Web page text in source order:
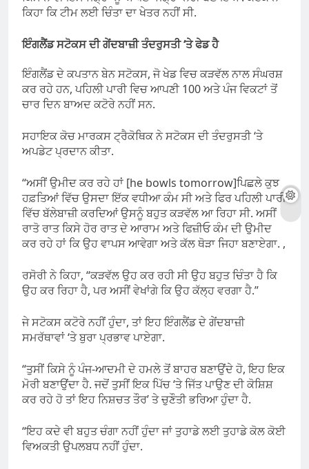
ਕਿਹਾ ਕਿ ਟੀਮ ਲਈ ਚਿੰਤਾ ਦਾ ਖੇਤਰ ਨਹੀਂ ਸੀ.
ਇੰਗਲੈਂਡ ਸਟੋਕਸ ਦੀ ਗੇਂਦਬਾਜ਼ੀ ਤੰਦਰੁਸਤੀ ‘ਤੇ ਫੇਡ ਹੈ
ਇੰਗਲੈਂਡ ਦੇ ਕਪਤਾਨ ਬੇਨ ਸਟੋਕਸ, ਜੋ ਖੇਡ ਵਿਚ ਕੜਵੱਲ ਨਾਲ ਸੰਘਰਸ਼
ਕਰ ਰਹੇ ਹਨ, ਪਹਿਲੀ ਪਾਰੀ ਵਿਚ ਆਪਣੀ 100 ਅਤੇ ਪੰਜ ਵਿਕਟਾਂ ਤੋਂ
ਚਾਰ ਦਿਨ ਬਾਅਦ ਕਟੋਰੇ ਨਹੀਂ ਸਨ.
ਸਹਾਇਕ ਕੋਚ ਮਾਰਕਸ ਟ੍ਰੈਕੋਥਿਕ ਨੇ ਸਟੋਕਸ ਦੀ ਤੰਦਰੁਸਤੀ ‘ਤੇ
ਅਪਡੇਟ ਪ੍ਰਦਾਨ ਕੀਤਾ.
“ਅਸੀਂ ਉਮੀਦ ਕਰ ਰਹੇ ਹਾਂ [he bowls tomorrow]ਪਿਛਲੇ ਕੁਝ
ਹਫ਼ਤਿਆਂ ਵਿੱਚ ਉਸਦਾ ਇੱਕ ਵਧੀਆ ਕੰਮ ਸੀ ਅਤੇ ਫਿਰ ਪਹਿਲੀ ਪਾਰੀ
ਵਿੱਚ ਬੱਲੇਬਾਜ਼ੀ ਕਰਦਿਆਂ ਉਸਨੂੰ ਬਹੁਤ ਕੜਵੱਲ ਆ ਰਿਹਾ ਸੀ. ਅਸੀਂ
ਰਾਤੋ ਰਾਤ ਕਿਸੇ ਹੋਰ ਰਾਤ ਦੇ ਆਰਾਮ ਅਤੇ ਫਿਜ਼ੀਓ ਕੰਮ ਦੀ ਉਮੀਦ
ਕਰ ਰਹੇ ਹਾਂ ਕਿ ਉਹ ਵਾਪਸ ਆਵੇਗਾ ਅਤੇ ਕੱਲ ਥੋੜਾ ਜਿਹਾ ਬਣਾਏਗਾ. ,
ਰਸੋਰੀ ਨੇ ਕਿਹਾ, “ਕੜਵੱਲ ਉਹ ਕਰ ਰਹੀ ਸੀ ਉਹ ਬਹੁਤ ਚਿੰਤਾ ਹੈ ਕਿ
ਉਹ ਕਰ ਰਿਹਾ ਹੈ, ਪਰ ਅਸੀਂ ਵੇਖਾਂਗੇ ਕਿ ਉਹ ਕੱਲ੍ਹ ਵਰਗਾ ਹੈ.”
ਜੇ ਸਟੋਕਸ ਕਟੋਰੇ ਨਹੀਂ ਹੁੰਦਾ, ਤਾਂ ਇਹ ਇੰਗਲੈਂਡ ਦੇ ਗੇਂਦਬਾਜ਼ੀ
ਸਮਰੱਥਾਵਾਂ ‘ਤੇ ਬੁਰਾ ਪ੍ਰਭਾਵ ਪਾਏਗਾ.
“ਤੁਸੀਂ ਕਿਸੇ ਨੂੰ ਪੰਜ-ਆਦਮੀ ਦੇ ਹਮਲੇ ਤੋਂ ਬਾਹਰ ਬਣਾਉਂਦੇ ਹੋ, ਇਹ ਇਕ
ਮੋਰੀ ਬਣਾਉਂਦਾ ਹੈ. ਜਦੋਂ ਤੁਸੀਂ ਇਕ ਪਿੱਚ ‘ਤੇ ਜਿੱਤ ਪਾਉਣ ਦੀ ਕੋਸ਼ਿਸ਼
ਕਰ ਰਹੇ ਹੋ ਤਾਂ ਇਹ ਨਿਸ਼ਚਤ ਤੌਰ’ ਤੇ ਚੁਣੌਤੀ ਭਰਿਆ ਹੁੰਦਾ ਹੈ.
“ਇਹ ਕਦੇ ਵੀ ਬਹੁਤ ਚੰਗਾ ਨਹੀਂ ਹੁੰਦਾ ਜਾਂ ਤੁਹਾਡੇ ਲਈ ਤੁਹਾਡੇ ਕੋਲ ਕੋਈ
ਵਿਅਕਤੀ ਉਪਲਬਧ ਨਹੀਂ ਹੁੰਦਾ.